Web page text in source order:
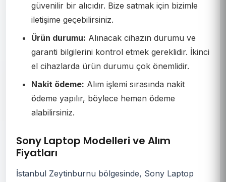
güvenilir bir alıcıdır. Bize satmak için bizimle
iletişime geçebilirsiniz.
Ürün durumu: Alınacak cihazın durumu ve
garanti bilgilerini kontrol etmek gereklidir. İkinci
el cihazlarda ürün durumu çok önemlidir.
Nakit ödeme: Alım işlemi sırasında nakit
ödeme yapılır, böylece hemen ödeme
alabilirsiniz.
Sony Laptop Modelleri ve Alım
Fiyatları
İstanbul Zeytinburnu bölgesinde, Sony Laptop